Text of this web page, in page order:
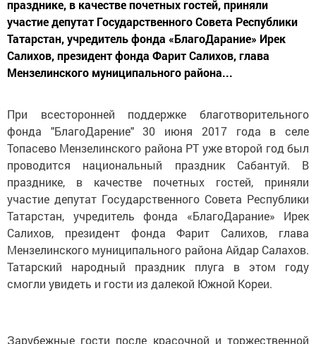
празднике, в качестве почетных гостей, приняли
участие депутат Государственного Совета Республики
Татарстан, учредитель фонда «БлагоДарание» Ирек
Салихов, президент фонда Фарит Салихов, глава
Мензелинского муниципального района...
При всесторонней поддержке благотворительного
фонда "БлагоДарение" 30 июня 2017 года в селе
Топасево Мензелинского района РТ уже второй год был
проводится национальный праздник Сабантуй. В
празднике, в качестве почетных гостей, приняли
участие депутат Государственного Совета Республики
Татарстан, учредитель фонда «БлагоДарание» Ирек
Салихов, президент фонда Фарит Салихов, глава
Мензелинского муниципального района Айдар Салахов.
Татарский народный праздник плуга в этом году
смогли увидеть и гости из далекой Южной Кореи.
Зарубежные гости после красочной и торжественной